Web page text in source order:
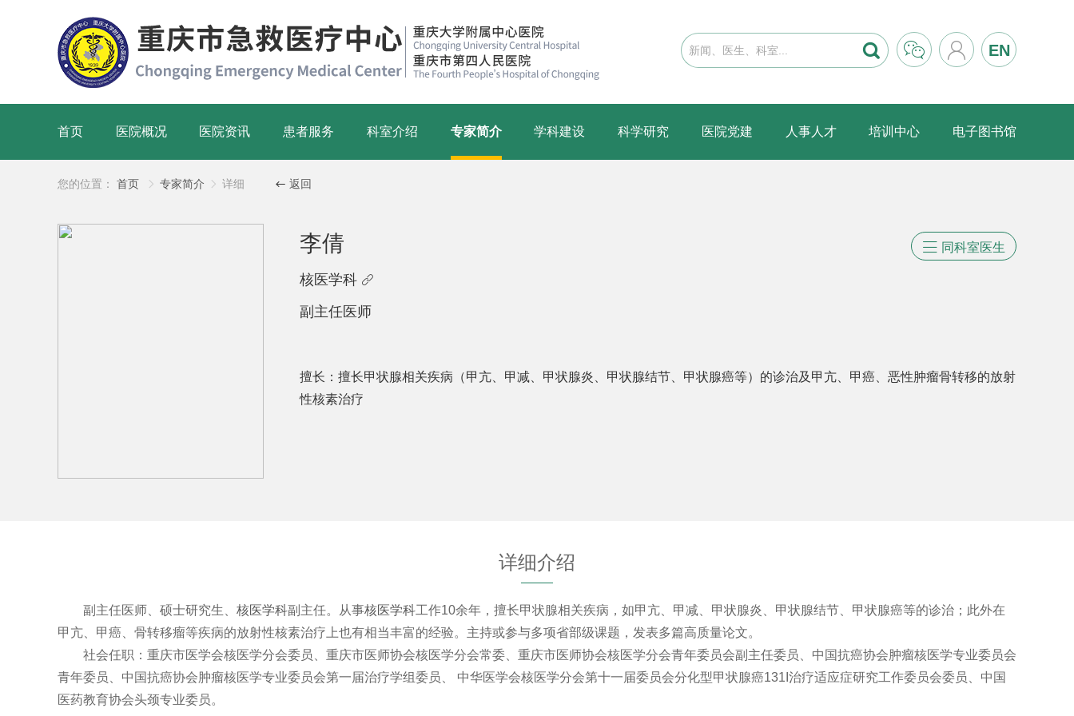
   EN
首页 医院概况 医院资讯 患者服务 科室介绍 专家简介 学科建设 科学研究 医院党建 人事人才 培训中心 电子图书馆
您的位置： 首页  专家简介  详细  返回
李倩
核医学科 
副主任医师
 同科室医生
擅长：擅长甲状腺相关疾病（甲亢、甲减、甲状腺炎、甲状腺结节、甲状腺癌等）的诊治及甲亢、甲癌、恶性肿瘤骨转移的放射
性核素治疗
详细介绍
副主任医师、硕士研究生、 核医学科副主任。从事核医学科工作10余年，擅长甲状腺相关疾病，如甲亢、甲减、甲状腺炎、甲状腺结节、甲状腺癌等的诊治；此外在
甲亢、甲癌、骨转移瘤等疾病的放射性核素治疗上也有相当丰富的经验。主持或参与多项省部级课题，发表多篇高质量论文。
社会任职：重庆市医学会核医学分会委员、重庆市医师协会核医学分会常委、重庆市医师协会核医学分会青年委员会副主任委员、中国抗癌协会肿瘤核医学专业委员会
青年委员、中国抗癌协会肿瘤核医学专业委员会第一届治疗学组委员、 中华医学会核医学分会第十一届委员会分化型甲状腺癌131I治疗适应症研究工作委员会委员、中国
医药教育协会头颈专业委员。